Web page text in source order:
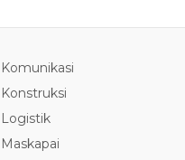
Komunikasi
Konstruksi
Logistik
Maskapai